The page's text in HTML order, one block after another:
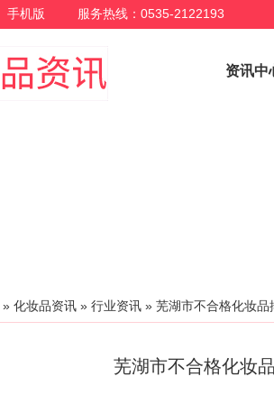
手机版 服务热线：0535-2122193
资讯中
» 化妆品资讯 » 行业资讯 » 芜湖市不合格化妆品
芜湖市不合格化妆